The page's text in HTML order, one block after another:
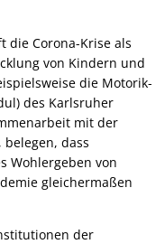
die Corona-Krise als
von Kindern und
die Motorik-
des Karlsruher
mit der
belegen, dass
Wohlergeben von
gleichermaßen
der